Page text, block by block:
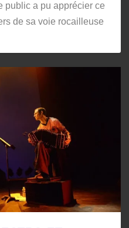
public a pu apprécier ce
de sa voie rocailleuse